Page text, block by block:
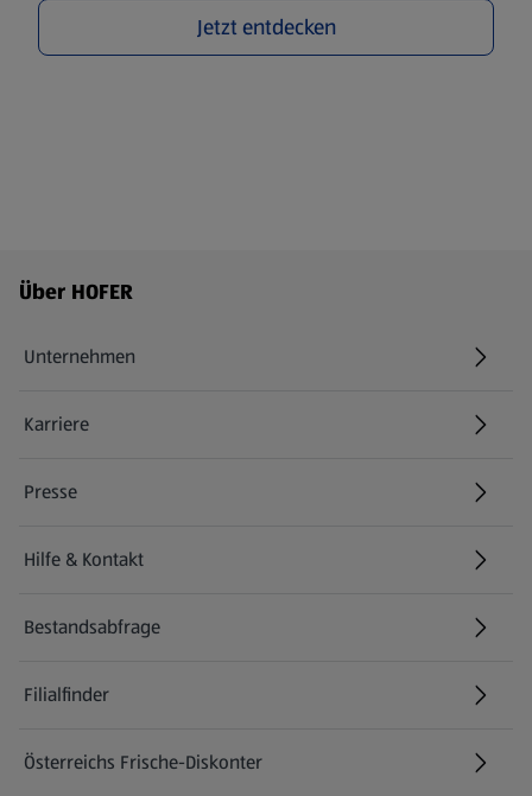
Jetzt entdecken
Fußzeilenmenü - weitere Links
Über HOFER
Unternehmen
Karriere
(öffnet in einem neuen Tab)
Presse
Hilfe & Kontakt
(öffnet in einem neuen Tab)
Bestandsabfrage
(öffnet in einem neuen Tab)
Filialfinder
Österreichs Frische-Diskonter